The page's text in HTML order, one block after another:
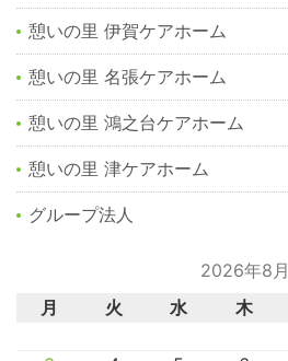
憩いの里 伊賀ケアホーム
憩いの里 名張ケアホーム
憩いの里 鴻之台ケアホーム
憩いの里 津ケアホーム
グループ法人
2026年8月
月
火 水 木